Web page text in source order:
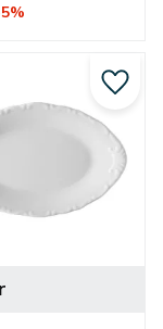
är bra
5%
Lägg